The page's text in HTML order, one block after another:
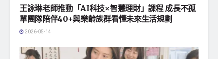
王詠琳老師推動「AI科技×智慧理財」課程 成長不孤
單團隊陪伴40+與樂齡族群看懂未來生活規劃
2026-05-14